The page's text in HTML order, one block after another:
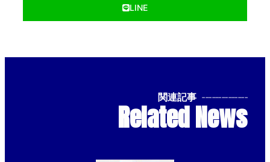
LINE
関連記事 --------------
Related News